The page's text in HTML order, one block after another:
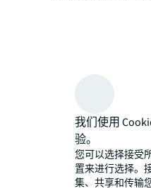
我们使用
验。
您可以选择接受
置来进行选择。
集、共享和传输